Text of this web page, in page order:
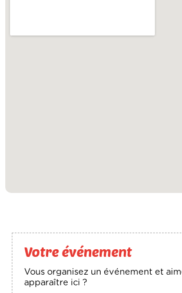
Votre événement
Vous organisez un événement et
apparaître ici ?